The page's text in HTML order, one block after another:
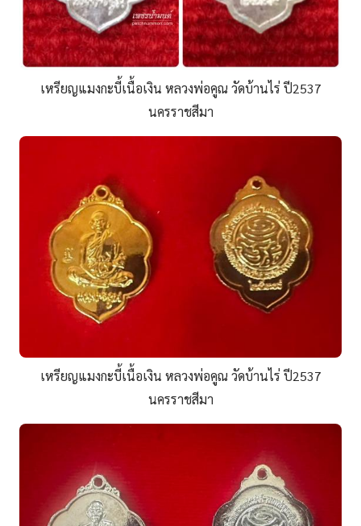
เหรียญแมงกะบี้เนื้อเงิน หลวงพ่อคูณ วัดบ้านไร่ ปี2537
นครราชสีมา
เหรียญแมงกะบี้เนื้อเงิน หลวงพ่อคูณ วัดบ้านไร่ ปี2537
นครราชสีมา